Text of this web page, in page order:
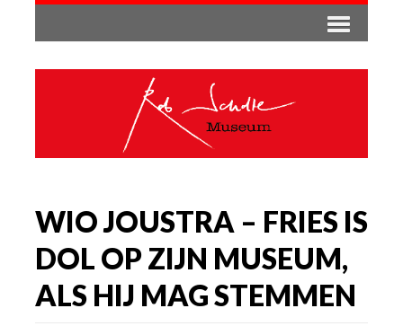
WIO JOUSTRA – FRIES IS
DOL OP ZIJN MUSEUM,
ALS HIJ MAG STEMMEN